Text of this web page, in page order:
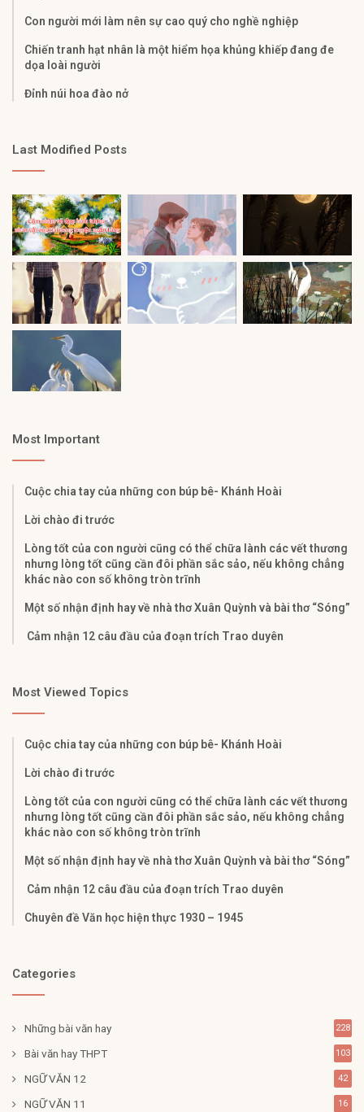
Con người mới làm nên sự cao quý cho nghề nghiệp
Chiến tranh hạt nhân là một hiểm họa khủng khiếp đang đe
dọa loài người
Đỉnh núi hoa đào nở
Last Modified Posts
Most Important
Cuộc chia tay của những con búp bê- Khánh Hoài
Lời chào đi trước
Lòng tốt của con người cũng có thể chữa lành các vết thương
nhưng lòng tốt cũng cần đôi phần sắc sảo, nếu không chẳng
khác nào con số không tròn trĩnh
Một số nhận định hay về nhà thơ Xuân Quỳnh và bài thơ “Sóng”
Cảm nhận 12 câu đầu của đoạn trích Trao duyên
Most Viewed Topics
Cuộc chia tay của những con búp bê- Khánh Hoài
Lời chào đi trước
Lòng tốt của con người cũng có thể chữa lành các vết thương
nhưng lòng tốt cũng cần đôi phần sắc sảo, nếu không chẳng
khác nào con số không tròn trĩnh
Một số nhận định hay về nhà thơ Xuân Quỳnh và bài thơ “Sóng”
Cảm nhận 12 câu đầu của đoạn trích Trao duyên
Chuyên đề Văn học hiện thực 1930 – 1945
Categories
Những bài văn hay 228
Bài văn hay THPT 103
NGỮ VĂN 12 42
NGỮ VĂN 11 16